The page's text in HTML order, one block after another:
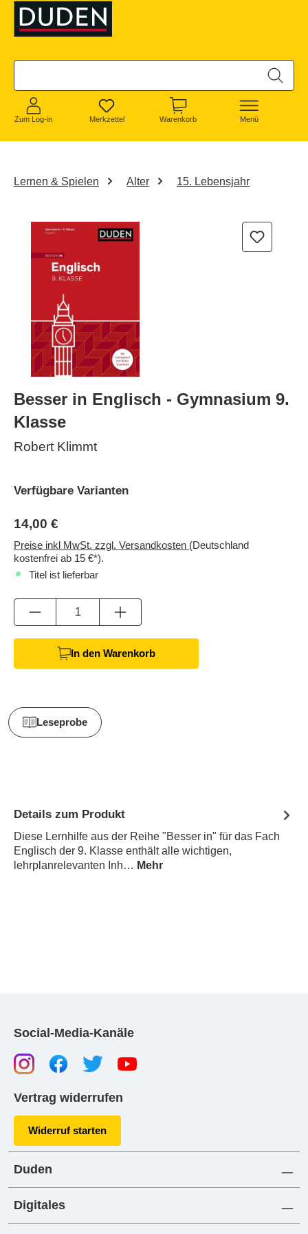
springen
Zum Log-in Merkzettel Warenkorb Menü
Lernen & Spielen Alter 15. Lebensjahr
Bildergalerie überspringen
Besser in Englisch - Gymnasium 9.
Klasse
Robert Klimmt
Verfügbare Varianten
14,00 €
Preise inkl MwSt. zzgl. Versandkosten (Deutschland
kostenfrei ab 15 €*).
Titel ist lieferbar
Anzahl
In den Warenkorb
Leseprobe
Details zum Produkt
Diese Lernhilfe aus der Reihe "Besser in" für das Fach
Englisch der 9. Klasse enthält alle wichtigen,
lehrplanrelevanten Inh… Mehr
Social-Media-Kanäle
Vertrag widerrufen
Widerruf starten
Duden
Digitales